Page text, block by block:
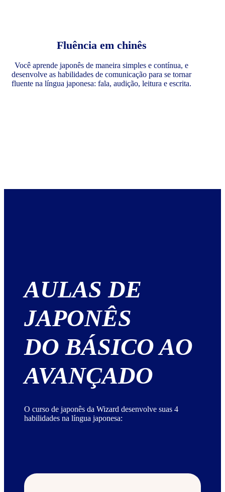
Fluência em chinês
Você aprende japonês de maneira simples e contínua, e
desenvolve as habilidades de comunicação para se tornar
fluente na língua japonesa: fala, audição, leitura e escrita.
AULAS DE
JAPONÊS
DO BÁSICO AO
AVANÇADO
O curso de japonês da Wizard desenvolve suas 4
habilidades na língua japonesa: